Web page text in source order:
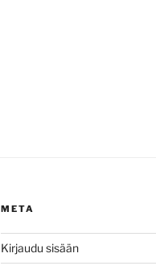
META
Kirjaudu sisään